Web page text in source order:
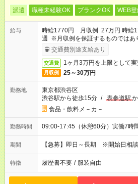
派遣 職種未経験OK ブランクOK WEB
給与
時給1770円 月収例 27万円 時給
週 ※月収例を保証するものではあ
交通費別途支給あり
交通費 1ヶ月3万円を上限として
月収例 25～30万円
勤務地
東京都渋谷区
渋谷駅から徒歩15分 / 表参道駅
食品・飲料メ－カ－
勤務時間 09:00-17:45（休憩60分）実働7時
期間 【急募】即日～長期 ※開始日相
特徴 履歴書不要 / 服装自由